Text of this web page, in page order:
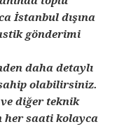
İstanbul dışına
gönderimi
daha detaylı
olabilirsiniz.
diğer teknik
her saati kolayca